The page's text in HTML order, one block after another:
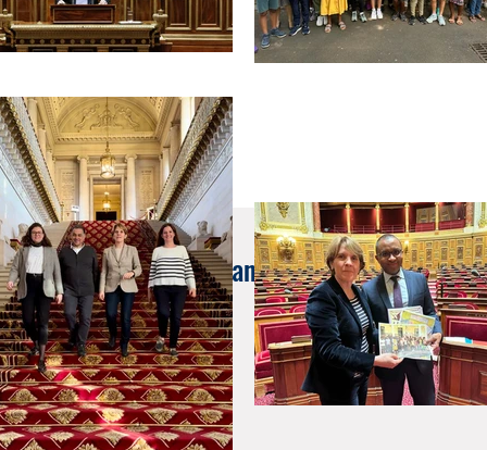
Consultation des Français de l'étranger
24 avr. 2023